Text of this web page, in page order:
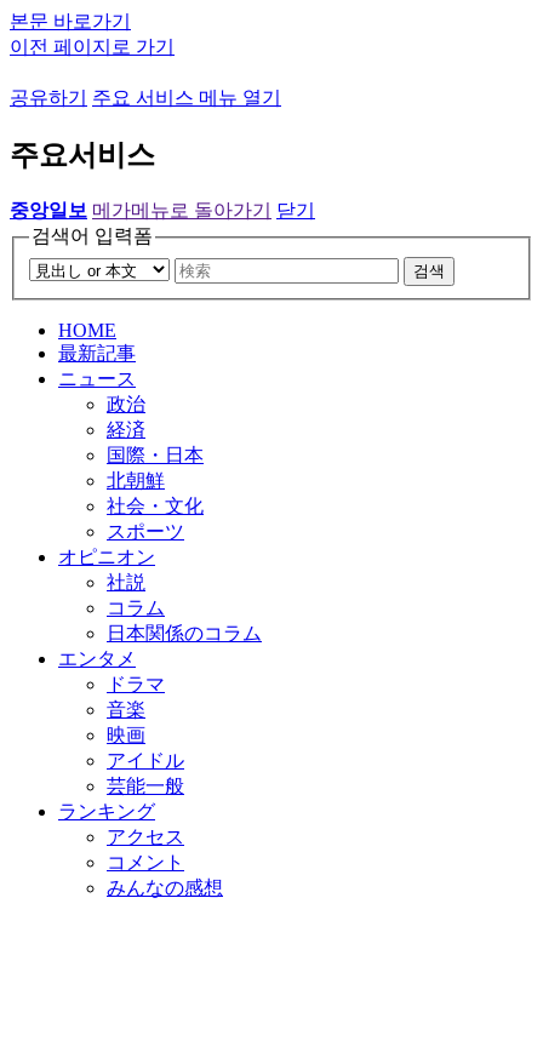
본문 바로가기
이전 페이지로 가기
공유하기 주요 서비스 메뉴 열기
주요서비스
중앙일보 메가메뉴로 돌아가기
닫기
검색어 입력폼
검색
HOME
最新記事
ニュース
政治
経済
国際・日本
北朝鮮
社会・文化
スポーツ
オピニオン
社説
コラム
日本関係のコラム
エンタメ
ドラマ
音楽
映画
アイドル
芸能一般
ランキング
アクセス
コメント
みんなの感想